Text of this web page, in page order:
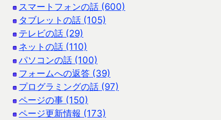
スマートフォンの話 (600)
タブレットの話 (105)
テレビの話 (29)
ネットの話 (110)
パソコンの話 (100)
フォームへの返答 (39)
プログラミングの話 (97)
ページの事 (150)
ページ更新情報 (173)